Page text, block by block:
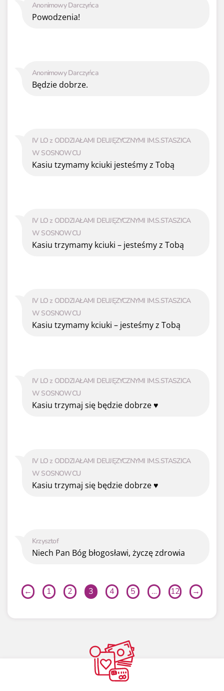
Krzysztof
Niech Pan Bóg błogosławi, życzę zdrowia
IV LO z ODDZIAŁAMI DEUJĘZYCZNYMI IM.S.STASZICA
W SOSNOWCU
Kasiu trzymaj się będzie dobrze ♥️
IV LO z ODDZIAŁAMI DEUJĘZYCZNYMI IM.S.STASZICA
W SOSNOWCU
Kasiu trzymaj się będzie dobrze ♥️
IV LO z ODDZIAŁAMI DEUJĘZYCZNYMI IM.S.STASZICA
W SOSNOWCU
Kasiu tzymamy kciuki – jesteśmy z Tobą
IV LO z ODDZIAŁAMI DEUJĘZYCZNYMI IM.S.STASZICA
W SOSNOWCU
Kasiu trzymamy kciuki – jesteśmy z Tobą
IV LO z ODDZIAŁAMI DEUJĘZYCZNYMI IM.S.STASZICA
W SOSNOWCU
Kasiu tzymamy kciuki jesteśmy z Tobą
Anonimowy Darczyńca
Będzie dobrze.
Anonimowy Darczyńca
Powodzenia!
← 1 2 3 4 5 … 12 →